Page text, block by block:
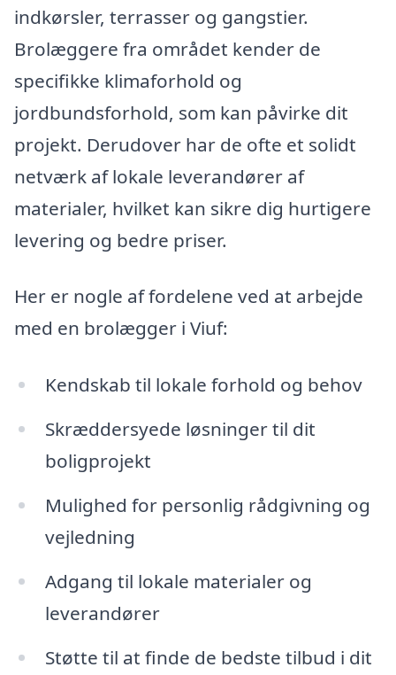
indkørsler, terrasser og gangstier.
Brolæggere fra området kender de
specifikke klimaforhold og
jordbundsforhold, som kan påvirke dit
projekt. Derudover har de ofte et solidt
netværk af lokale leverandører af
materialer, hvilket kan sikre dig hurtigere
levering og bedre priser.
Her er nogle af fordelene ved at arbejde
med en brolægger i Viuf:
Kendskab til lokale forhold og behov
Skræddersyede løsninger til dit
boligprojekt
Mulighed for personlig rådgivning og
vejledning
Adgang til lokale materialer og
leverandører
Støtte til at finde de bedste tilbud i dit